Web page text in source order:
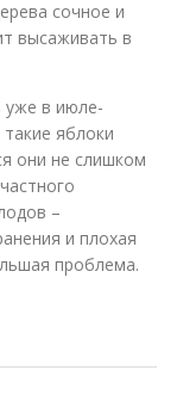
сочное и
высаживать в
уже в июле-
яблоки
они не слишком
–
и плохая
проблема.